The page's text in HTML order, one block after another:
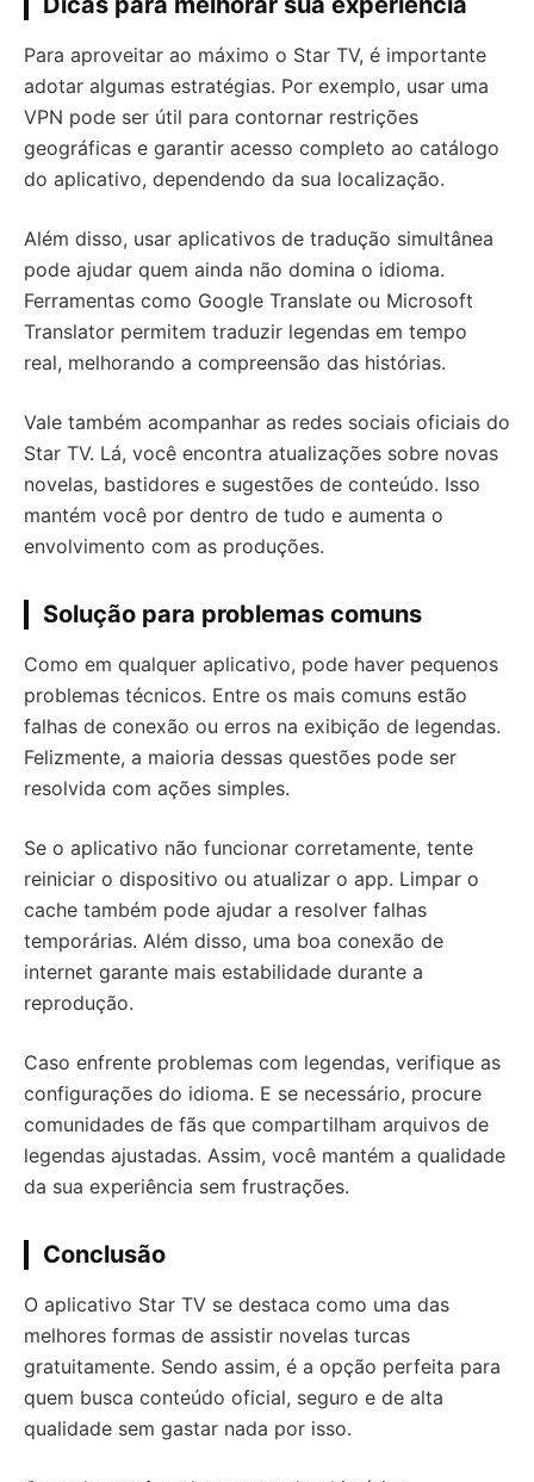
Para aproveitar ao máximo o Star TV, é importante
adotar algumas estratégias. Por exemplo, usar uma
VPN pode ser útil para contornar restrições
geográficas e garantir acesso completo ao catálogo
do aplicativo, dependendo da sua localização.
Além disso, usar aplicativos de tradução simultânea
pode ajudar quem ainda não domina o idioma.
Ferramentas como Google Translate ou Microsoft
Translator permitem traduzir legendas em tempo
real, melhorando a compreensão das histórias.
Vale também acompanhar as redes sociais oficiais do
Star TV. Lá, você encontra atualizações sobre novas
novelas, bastidores e sugestões de conteúdo. Isso
mantém você por dentro de tudo e aumenta o
envolvimento com as produções.
Solução para problemas comuns
Como em qualquer aplicativo, pode haver pequenos
problemas técnicos. Entre os mais comuns estão
falhas de conexão ou erros na exibição de legendas.
Felizmente, a maioria dessas questões pode ser
resolvida com ações simples.
Se o aplicativo não funcionar corretamente, tente
reiniciar o dispositivo ou atualizar o app. Limpar o
cache também pode ajudar a resolver falhas
temporárias. Além disso, uma boa conexão de
internet garante mais estabilidade durante a
reprodução.
Caso enfrente problemas com legendas, verifique as
configurações do idioma. E se necessário, procure
comunidades de fãs que compartilham arquivos de
legendas ajustadas. Assim, você mantém a qualidade
da sua experiência sem frustrações.
Conclusão
O aplicativo Star TV se destaca como uma das
melhores formas de assistir novelas turcas
gratuitamente. Sendo assim, é a opção perfeita para
quem busca conteúdo oficial, seguro e de alta
qualidade sem gastar nada por isso.